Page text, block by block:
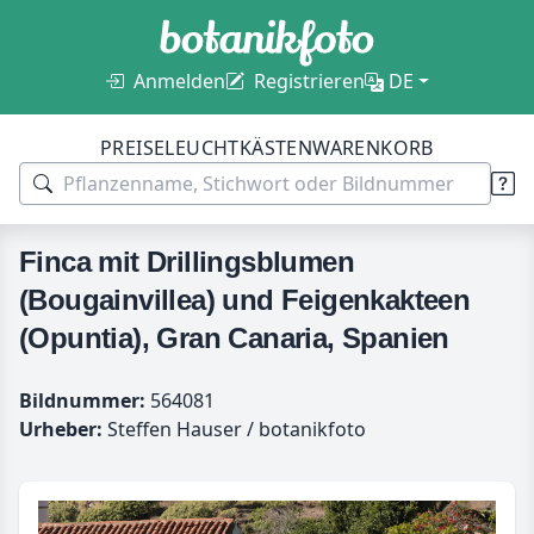
Anmelden Registrieren DE
PREISELEUCHTKÄSTENWARENKORB
Finca mit Drillingsblumen
(Bougainvillea) und Feigenkakteen
(Opuntia), Gran Canaria, Spanien
Bildnummer: 564081
Urheber: Steffen Hauser / botanikfoto